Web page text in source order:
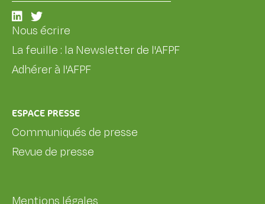
Nous écrire
La feuille : la Newsletter de l'AFPF
Adhérer à l'AFPF
ESPACE PRESSE
Communiqués de presse
Revue de presse